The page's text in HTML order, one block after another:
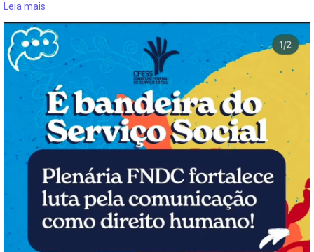
Leia mais